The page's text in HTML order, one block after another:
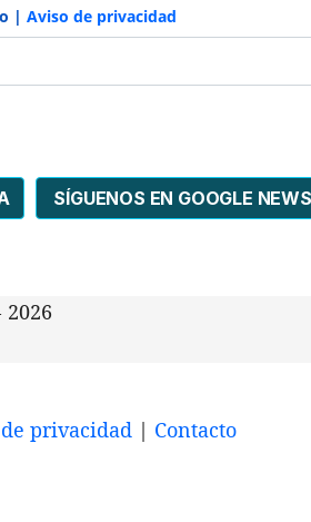
| Aviso de privacidad
SÍGUENOS EN GOOGLE NEWS
2026
privacidad | Contacto